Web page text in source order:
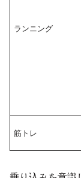
ランニング
筋トレ